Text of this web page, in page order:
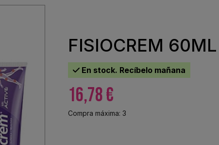
FISIOCREM 60ML
En stock. Recíbelo mañana
16,78 €
Compra máxima: 3